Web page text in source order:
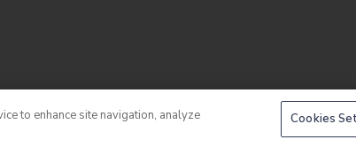
to enhance site navigation, analyze
Cookies